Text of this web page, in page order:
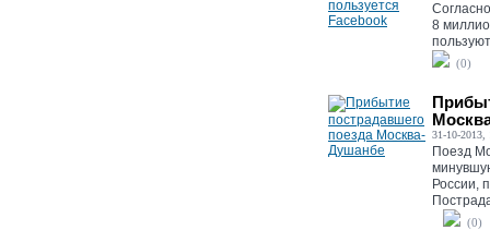
8
(0)
31-10-2013,
Поезд
России,
(0)